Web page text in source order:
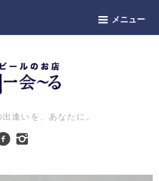
メニュー
逢いを、あなたに。